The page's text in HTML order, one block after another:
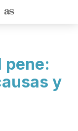
pene:
y